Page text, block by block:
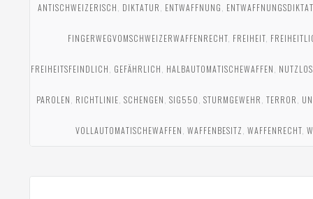
ANTISCHWEIZERISCH DIKTATUR ENTWAFFNUNG ENTWAFFNUNGSDIKTAT
FINGERWEGVOMSCHWEIZERWAFFENRECHT, FREIHEIT,
FREIHEITSFEINDLICH GEFÄHRLICH HALBAUTOMATISCHEWAFFEN NUTZLOS
PAROLEN RICHTLINIE SCHENGEN SIG550 STURMGEWEHR TERROR
VOLLAUTOMATISCHEWAFFEN WAFFENBESITZ WAFFENRECHT,